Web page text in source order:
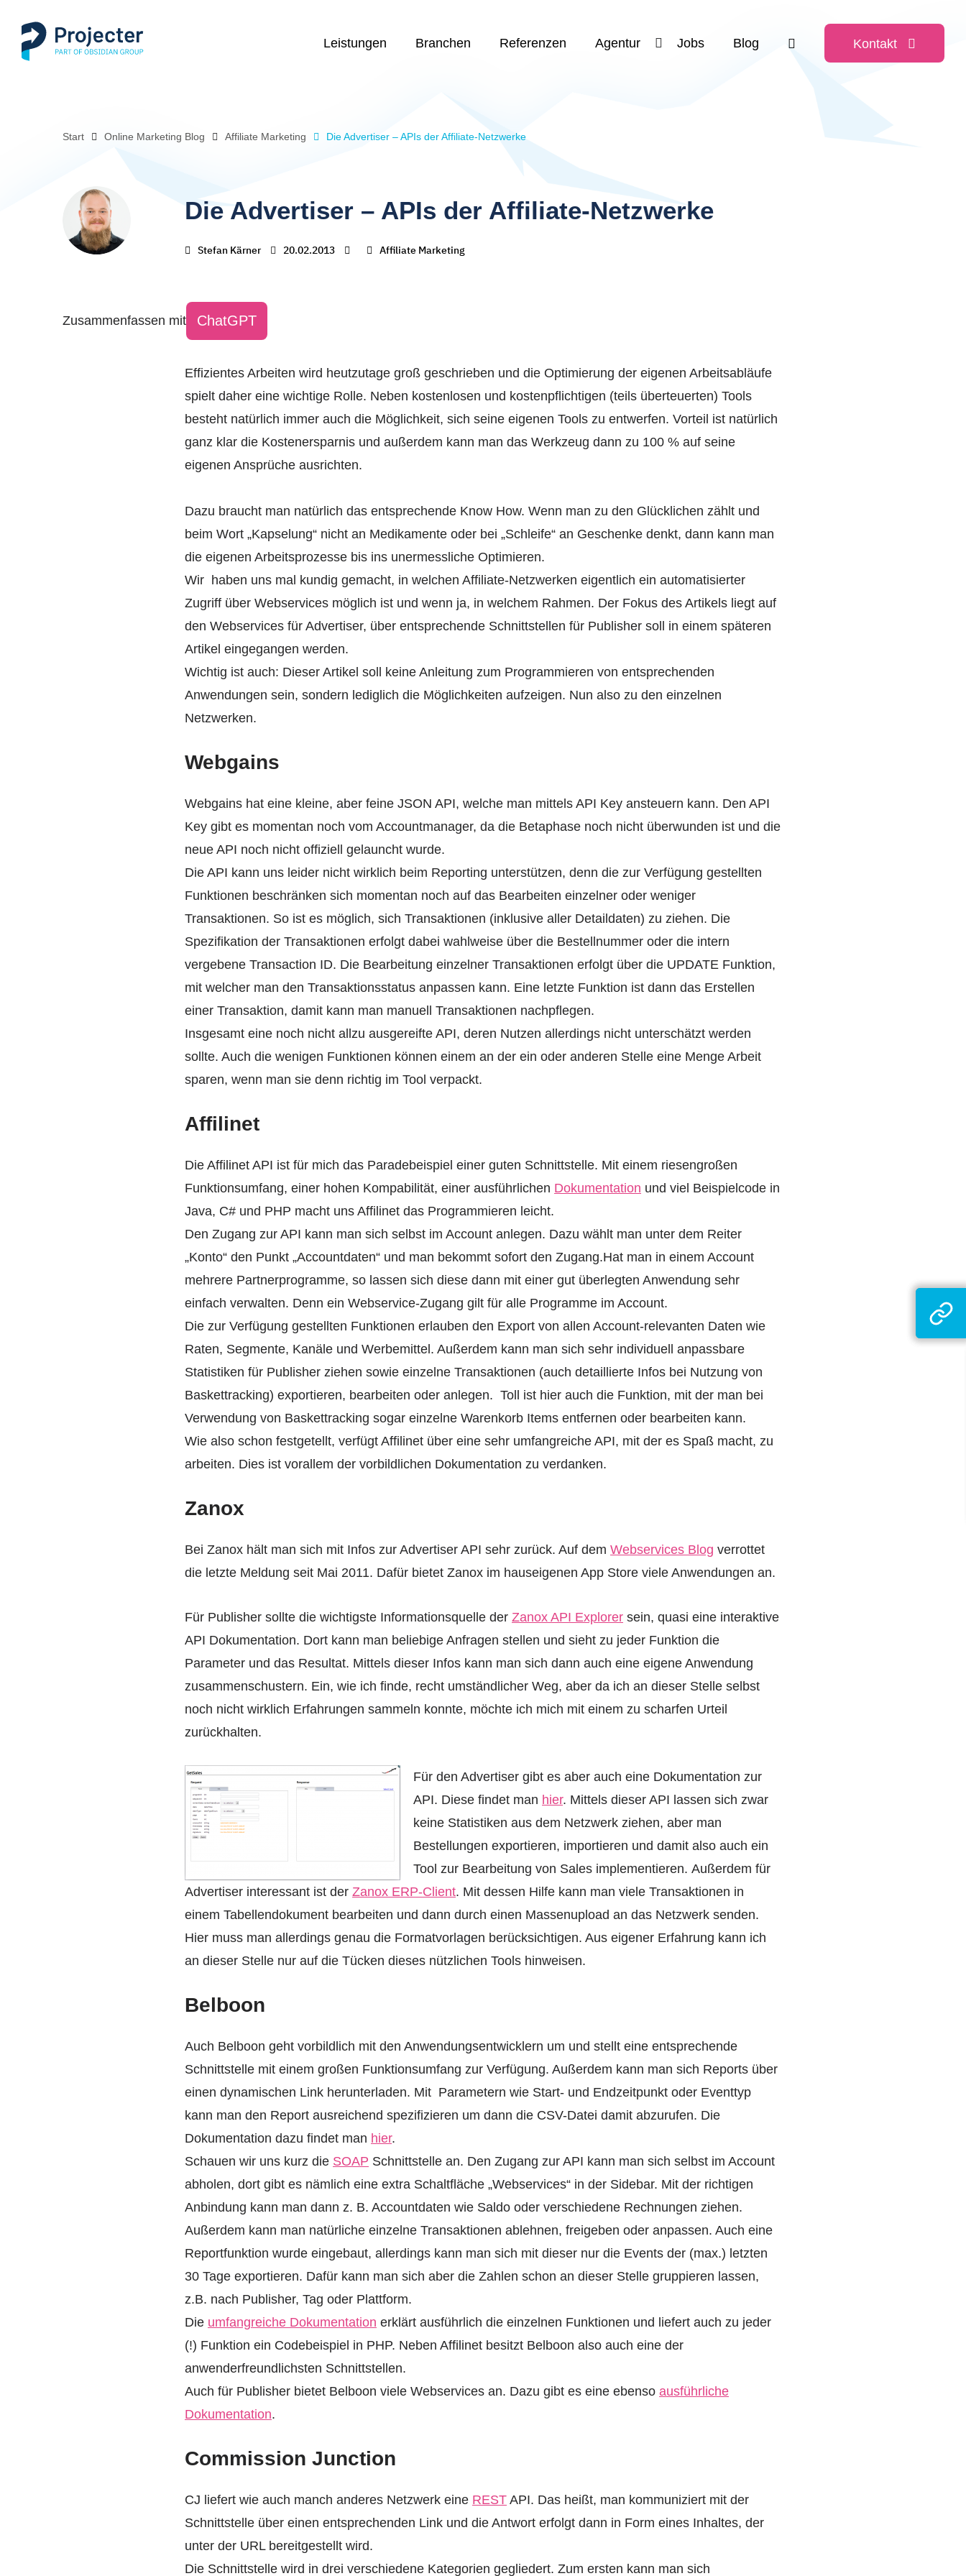
Leistungen Branchen Referenzen Agentur Jobs Blog Kontakt
Start Online Marketing Blog Affiliate Marketing Die Advertiser – APIs der Affiliate-Netzwerke
Die Advertiser – APIs der Affiliate-Netzwerke
Stefan Kärner 20.02.2013 Affiliate Marketing
Zusammenfassen mit ChatGPT
Effizientes Arbeiten wird heutzutage groß geschrieben und die Optimierung der eigenen Arbeitsabläufe
spielt daher eine wichtige Rolle. Neben kostenlosen und kostenpflichtigen (teils überteuerten) Tools
besteht natürlich immer auch die Möglichkeit, sich seine eigenen Tools zu entwerfen. Vorteil ist natürlich
ganz klar die Kostenersparnis und außerdem kann man das Werkzeug dann zu 100 % auf seine
eigenen Ansprüche ausrichten.
Dazu braucht man natürlich das entsprechende Know How. Wenn man zu den Glücklichen zählt und
beim Wort „Kapselung“ nicht an Medikamente oder bei „Schleife“ an Geschenke denkt, dann kann man
die eigenen Arbeitsprozesse bis ins unermessliche Optimieren.
Wir haben uns mal kundig gemacht, in welchen Affiliate-Netzwerken eigentlich ein automatisierter
Zugriff über Webservices möglich ist und wenn ja, in welchem Rahmen. Der Fokus des Artikels liegt auf
den Webservices für Advertiser, über entsprechende Schnittstellen für Publisher soll in einem späteren
Artikel eingegangen werden.
Wichtig ist auch: Dieser Artikel soll keine Anleitung zum Programmieren von entsprechenden
Anwendungen sein, sondern lediglich die Möglichkeiten aufzeigen. Nun also zu den einzelnen
Netzwerken.
Webgains
Webgains hat eine kleine, aber feine JSON API, welche man mittels API Key ansteuern kann. Den API
Key gibt es momentan noch vom Accountmanager, da die Betaphase noch nicht überwunden ist und die
neue API noch nicht offiziell gelauncht wurde.
Die API kann uns leider nicht wirklich beim Reporting unterstützen, denn die zur Verfügung gestellten
Funktionen beschränken sich momentan noch auf das Bearbeiten einzelner oder weniger
Transaktionen. So ist es möglich, sich Transaktionen (inklusive aller Detaildaten) zu ziehen. Die
Spezifikation der Transaktionen erfolgt dabei wahlweise über die Bestellnummer oder die intern
vergebene Transaction ID. Die Bearbeitung einzelner Transaktionen erfolgt über die UPDATE Funktion,
mit welcher man den Transaktionsstatus anpassen kann. Eine letzte Funktion ist dann das Erstellen
einer Transaktion, damit kann man manuell Transaktionen nachpflegen.
Insgesamt eine noch nicht allzu ausgereifte API, deren Nutzen allerdings nicht unterschätzt werden
sollte. Auch die wenigen Funktionen können einem an der ein oder anderen Stelle eine Menge Arbeit
sparen, wenn man sie denn richtig im Tool verpackt.
Affilinet
Die Affilinet API ist für mich das Paradebeispiel einer guten Schnittstelle. Mit einem riesengroßen
Funktionsumfang, einer hohen Kompabilität, einer ausführlichen Dokumentation und viel Beispielcode in
Java, C# und PHP macht uns Affilinet das Programmieren leicht.
Den Zugang zur API kann man sich selbst im Account anlegen. Dazu wählt man unter dem Reiter
„Konto“ den Punkt „Accountdaten“ und man bekommt sofort den Zugang.Hat man in einem Account
mehrere Partnerprogramme, so lassen sich diese dann mit einer gut überlegten Anwendung sehr
einfach verwalten. Denn ein Webservice-Zugang gilt für alle Programme im Account.
Die zur Verfügung gestellten Funktionen erlauben den Export von allen Account-relevanten Daten wie
Raten, Segmente, Kanäle und Werbemittel. Außerdem kann man sich sehr individuell anpassbare
Statistiken für Publisher ziehen sowie einzelne Transaktionen (auch detaillierte Infos bei Nutzung von
Baskettracking) exportieren, bearbeiten oder anlegen. Toll ist hier auch die Funktion, mit der man bei
Verwendung von Baskettracking sogar einzelne Warenkorb Items entfernen oder bearbeiten kann.
Wie also schon festgetellt, verfügt Affilinet über eine sehr umfangreiche API, mit der es Spaß macht, zu
arbeiten. Dies ist vorallem der vorbildlichen Dokumentation zu verdanken.
Zanox
Bei Zanox hält man sich mit Infos zur Advertiser API sehr zurück. Auf dem Webservices Blog verrottet
die letzte Meldung seit Mai 2011. Dafür bietet Zanox im hauseigenen App Store viele Anwendungen an.
Für Publisher sollte die wichtigste Informationsquelle der Zanox API Explorer sein, quasi eine interaktive
API Dokumentation. Dort kann man beliebige Anfragen stellen und sieht zu jeder Funktion die
Parameter und das Resultat. Mittels dieser Infos kann man sich dann auch eine eigene Anwendung
zusammenschustern. Ein, wie ich finde, recht umständlicher Weg, aber da ich an dieser Stelle selbst
noch nicht wirklich Erfahrungen sammeln konnte, möchte ich mich mit einem zu scharfen Urteil
zurückhalten.
Für den Advertiser gibt es aber auch eine Dokumentation zur
API. Diese findet man hier. Mittels dieser API lassen sich zwar
keine Statistiken aus dem Netzwerk ziehen, aber man
Bestellungen exportieren, importieren und damit also auch ein
Tool zur Bearbeitung von Sales implementieren. Außerdem für
Advertiser interessant ist der Zanox ERP-Client. Mit dessen Hilfe kann man viele Transaktionen in
einem Tabellendokument bearbeiten und dann durch einen Massenupload an das Netzwerk senden.
Hier muss man allerdings genau die Formatvorlagen berücksichtigen. Aus eigener Erfahrung kann ich
an dieser Stelle nur auf die Tücken dieses nützlichen Tools hinweisen.
Belboon
Auch Belboon geht vorbildlich mit den Anwendungsentwicklern um und stellt eine entsprechende
Schnittstelle mit einem großen Funktionsumfang zur Verfügung. Außerdem kann man sich Reports über
einen dynamischen Link herunterladen. Mit Parametern wie Start- und Endzeitpunkt oder Eventtyp
kann man den Report ausreichend spezifizieren um dann die CSV-Datei damit abzurufen. Die
Dokumentation dazu findet man hier.
Schauen wir uns kurz die SOAP Schnittstelle an. Den Zugang zur API kann man sich selbst im Account
abholen, dort gibt es nämlich eine extra Schaltfläche „Webservices“ in der Sidebar. Mit der richtigen
Anbindung kann man dann z. B. Accountdaten wie Saldo oder verschiedene Rechnungen ziehen.
Außerdem kann man natürliche einzelne Transaktionen ablehnen, freigeben oder anpassen. Auch eine
Reportfunktion wurde eingebaut, allerdings kann man sich mit dieser nur die Events der (max.) letzten
30 Tage exportieren. Dafür kann man sich aber die Zahlen schon an dieser Stelle gruppieren lassen,
z.B. nach Publisher, Tag oder Plattform.
Die umfangreiche Dokumentation erklärt ausführlich die einzelnen Funktionen und liefert auch zu jeder
(!) Funktion ein Codebeispiel in PHP. Neben Affilinet besitzt Belboon also auch eine der
anwenderfreundlichsten Schnittstellen.
Auch für Publisher bietet Belboon viele Webservices an. Dazu gibt es eine ebenso ausführliche
Dokumentation.
Commission Junction
CJ liefert wie auch manch anderes Netzwerk eine REST API. Das heißt, man kommuniziert mit der
Schnittstelle über einen entsprechenden Link und die Antwort erfolgt dann in Form eines Inhaltes, der
unter der URL bereitgestellt wird.
Die Schnittstelle wird in drei verschiedene Kategorien gegliedert. Zum ersten kann man sich